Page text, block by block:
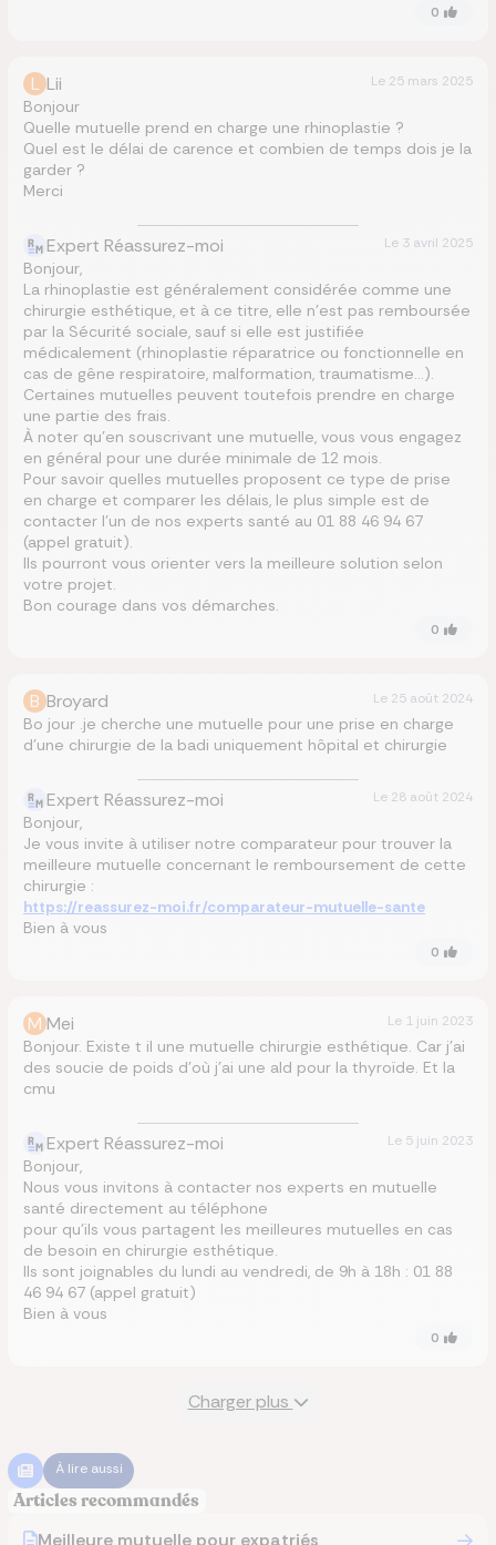
0
L Lii Le 25 mars 2025
Bonjour
Quelle mutuelle prend en charge une rhinoplastie ?
Quel est le délai de carence et combien de temps dois je la
garder ?
Merci
Expert Réassurez-moi Le 3 avril 2025
Bonjour,
La rhinoplastie est généralement considérée comme une
chirurgie esthétique, et à ce titre, elle n’est pas remboursée
par la Sécurité sociale, sauf si elle est justifiée
médicalement (rhinoplastie réparatrice ou fonctionnelle en
cas de gêne respiratoire, malformation, traumatisme…).
Certaines mutuelles peuvent toutefois prendre en charge
une partie des frais.
À noter qu’en souscrivant une mutuelle, vous vous engagez
en général pour une durée minimale de 12 mois.
Pour savoir quelles mutuelles proposent ce type de prise
en charge et comparer les délais, le plus simple est de
contacter l’un de nos experts santé au 01 88 46 94 67
(appel gratuit).
Ils pourront vous orienter vers la meilleure solution selon
votre projet.
Bon courage dans vos démarches.
0
B Broyard Le 25 août 2024
Bo jour .je cherche une mutuelle pour une prise en charge
d’une chirurgie de la badi uniquement hôpital et chirurgie
Expert Réassurez-moi Le 28 août 2024
Bonjour,
Je vous invite à utiliser notre comparateur pour trouver la
meilleure mutuelle concernant le remboursement de cette
chirurgie :
https://reassurez-moi.fr/comparateur-mutuelle-sante
Bien à vous
0
M Mei Le 1 juin 2023
Bonjour. Existe t il une mutuelle chirurgie esthétique. Car j’ai
des soucie de poids d’où j’ai une ald pour la thyroïde. Et la
cmu
Expert Réassurez-moi Le 5 juin 2023
Bonjour,
Nous vous invitons à contacter nos experts en mutuelle
santé directement au téléphone
pour qu’ils vous partagent les meilleures mutuelles en cas
de besoin en chirurgie esthétique.
Ils sont joignables du lundi au vendredi, de 9h à 18h : 01 88
46 94 67 (appel gratuit)
Bien à vous
0
Charger plus
À lire aussi
Articles recommandés